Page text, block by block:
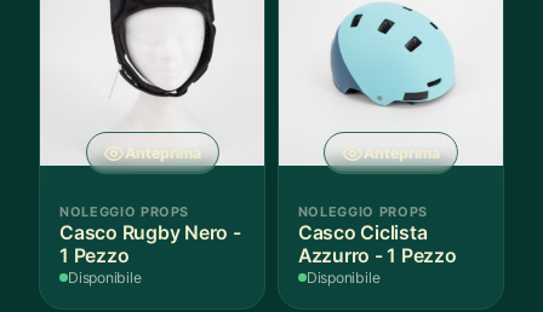
Anteprima
NOLEGGIO PROPS
Casco Rugby Nero -
1 Pezzo
Disponibile
Anteprima
NOLEGGIO PROPS
Casco Ciclista
Azzurro - 1 Pezzo
Disponibile